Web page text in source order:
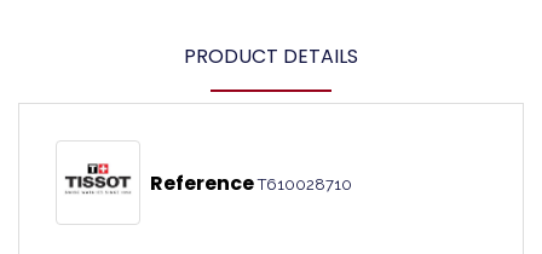
PRODUCT DETAILS
Reference T610028710